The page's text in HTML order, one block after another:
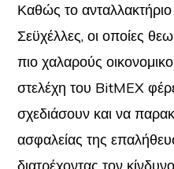
Καθώς το ανταλλακτήριο
Σεϋχέλλες, οι οποίες
πιο χαλαρούς
στελέχη του BitMEX
σχεδιάσουν και να
ασφαλείας της